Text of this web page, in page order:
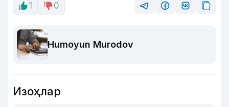
1
0
Humoyun Murodov
Изоҳлар